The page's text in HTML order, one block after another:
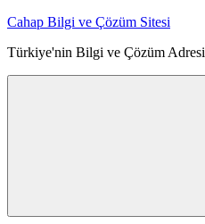
İçeriğe
Cahap Bilgi ve Çözüm Sitesi
Türkiye'nin Bilgi ve Çözüm Adresi